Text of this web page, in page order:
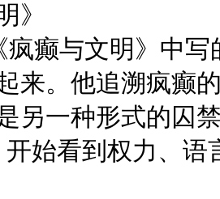
》
癫与文明》中写
来。他追溯疯癫
另一种形式的囚
开始看到权力、